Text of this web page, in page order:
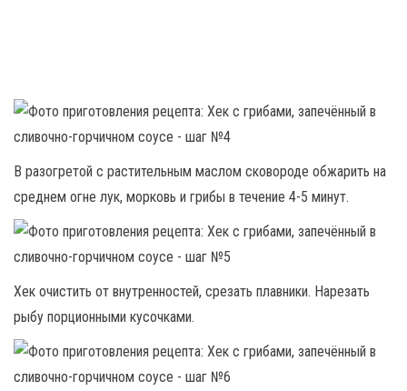
В разогретой с растительным маслом сковороде обжарить на
среднем огне лук, морковь и грибы в течение 4-5 минут.
Хек очистить от внутренностей, срезать плавники. Нарезать
рыбу порционными кусочками.